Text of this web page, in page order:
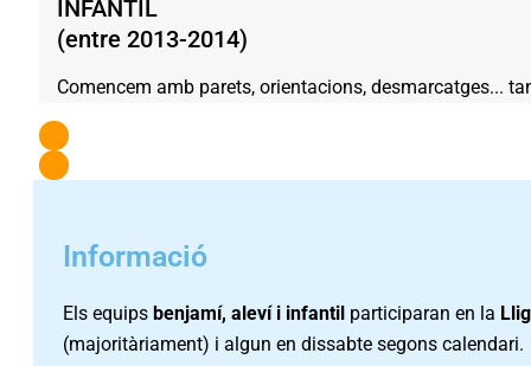
INFANTIL
(entre 2013-2014)
Comencem amb parets, orientacions, desmarcatges...
Informació
Els equips benjamí, aleví i infantil participaran en la
(majoritàriament) i algun en dissabte segons calendari.